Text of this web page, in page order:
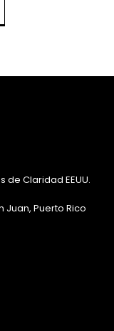
Claridad EEUU.
Juan, Puerto Rico